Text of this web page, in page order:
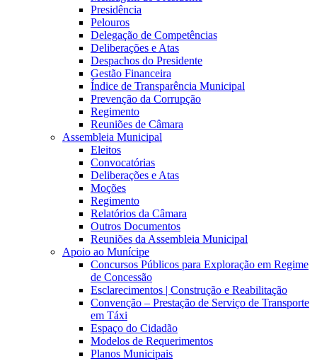
Presidência
Pelouros
Delegação de Competências
Deliberações e Atas
Despachos do Presidente
Gestão Financeira
Índice de Transparência Municipal
Prevenção da Corrupção
Regimento
Reuniões de Câmara
Assembleia Municipal
Eleitos
Convocatórias
Deliberações e Atas
Moções
Regimento
Relatórios da Câmara
Outros Documentos
Reuniões da Assembleia Municipal
Apoio ao Munícipe
Concursos Públicos para Exploração em Regime
de Concessão
Esclarecimentos | Construção e Reabilitação
Convenção – Prestação de Serviço de Transporte
em Táxi
Espaço do Cidadão
Modelos de Requerimentos
Planos Municipais